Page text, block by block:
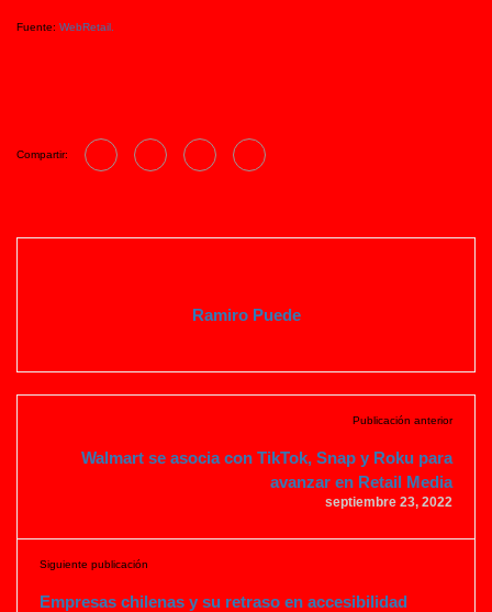
Fuente: WebRetail.
Compartir:
Ramiro Puede
Publicación anterior
Walmart se asocia con TikTok, Snap y Roku para
avanzar en Retail Media
septiembre 23, 2022
Siguiente publicación
Empresas chilenas y su retraso en accesibilidad